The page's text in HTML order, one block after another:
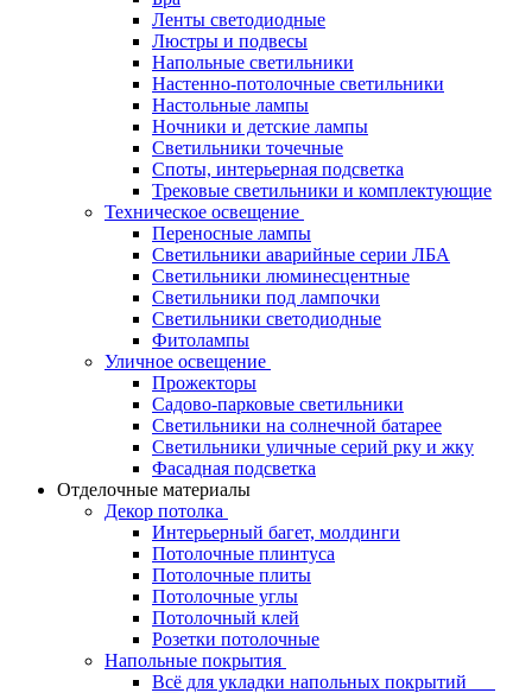
Ленты светодиодные
Люстры и подвесы
Напольные светильники
Настенно-потолочные светильники
Настольные лампы
Ночники и детские лампы
Светильники точечные
Споты, интерьерная подсветка
Трековые светильники и комплектующие
Техническое освещение
Переносные лампы
Светильники аварийные серии ЛБА
Светильники люминесцентные
Светильники под лампочки
Светильники светодиодные
Фитолампы
Уличное освещение
Прожекторы
Садово-парковые светильники
Светильники на солнечной батарее
Светильники уличные серий рку и жку
Фасадная подсветка
Отделочные материалы
Декор потолка
Интерьерный багет, молдинги
Потолочные плинтуса
Потолочные плиты
Потолочные углы
Потолочный клей
Розетки потолочные
Напольные покрытия
Всё для укладки напольных покрытий